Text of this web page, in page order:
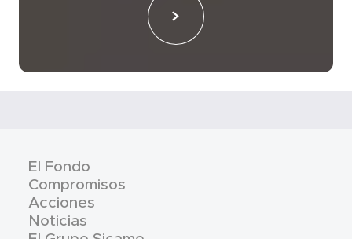
El Fondo
Compromisos
Acciones
Noticias